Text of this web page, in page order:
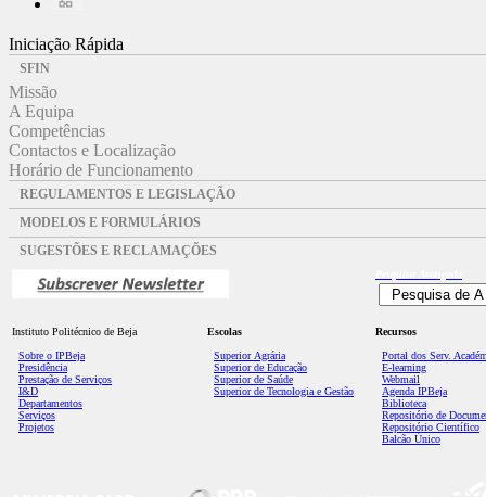
Iniciação Rápida
SFIN
Missão
A Equipa
Competências
Contactos e Localização
Horário de Funcionamento
REGULAMENTOS E LEGISLAÇÃO
MODELOS E FORMULÁRIOS
SUGESTÕES E RECLAMAÇÕES
Instituto Politécnico de Beja
Sobre o IPBeja
Presidência
Prestação de Serviços
I&D
Departamentos
Serviços
Projetos
Escolas
Superior Agrária
Superior de Educação
Superior de Saúde
Superior de Tecnologia e Gestão
Recursos
Portal dos Serv.
E-learning
Webmail
Agenda IPBeja
Biblioteca
Repositório de
Repositório Científico
Balcão Único